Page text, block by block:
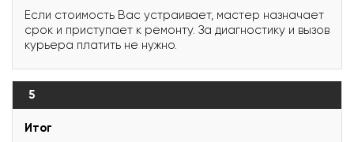
Если стоимость Вас устраивает, мастер назначает
срок и приступает к ремонту. За диагностику и вызов
курьера платить не нужно.
5
Итог